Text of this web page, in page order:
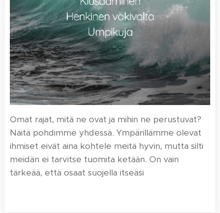
Omat rajat, mitä ne ovat ja mihin ne perustuvat?
Näitä pohdimme yhdessä. Ympärillämme olevat
ihmiset eivät aina kohtele meitä hyvin, mutta silti
meidän ei tarvitse tuomita ketään. On vain
tärkeää, että osaat suojella itseäsi 💎